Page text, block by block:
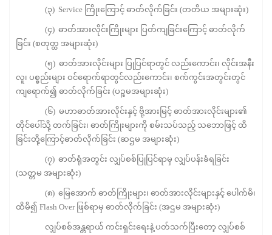
(၃) Service ကြိုးကြောင့် ဓာတ်လိုက်ခြင်း (တတိယ အများဆုံး)
(၄) ဓာတ်အားလိုင်းကြိုးများ ပြတ်ကျခြင်းကြောင့် ဓာတ်လိုက်
ခြင်း (စတုတ္ထ အများဆုံး)
(၅) ဓာတ်အားလိုင်းများ ပြုပြင်ရာတွင် လည်းကောင်း၊ လိုင်းအနီး
လူ၊ ပစ္စည်းများ ဝင်ရောက်ရာတွင်လည်းကောင်း၊ စက်ကွင်းအတွင်းတွင်
ကျရောက်၍ ဓာတ်လိုက်ခြင်း (ပဉ္စမအများဆုံး)
(၆) မဟာဓာတ်အားလိုင်းနှင့် ဗို့အားမြင့် ဓာတ်အားလိုင်းများ၏
တိုင်ပေါ်သို့ တက်ခြင်း၊ ဓာတ်ကြိုးများကို စမ်းသပ်သည့် သဘောဖြင့် ထိ
ခြင်းတို့ကြောင့်ဓာတ်လိုက်ခြင်း (ဆဌမ အများဆုံး)
(၇) ဓာတ်ရုံအတွင်း လျှပ်စစ်ပြုပြင်ရာမှ လျှပ်ပန်းခံရခြင်း
(သတ္တမ အများဆုံး)
(၈) မြေအောက် ဓာတ်ကြိုးများ၊ ဓာတ်အားလိုင်းများနှင့် ပေါက်မိ၊
ထိမိ၍ Flash Over ဖြစ်ရာမှ ဓာတ်လိုက်ခြင်း (အဌမ အများဆုံး)
လျှပ်စစ်အန္တရာယ် ကင်းရှင်းရေးနဲ့ ပတ်သက်ပြီးတော့ လျှပ်စစ်